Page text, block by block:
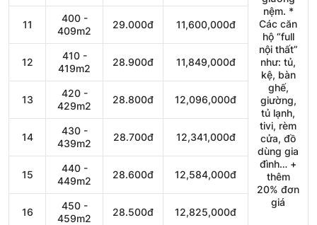
nệm. *
Các căn
hộ “full
nội thất”
như: tủ,
kệ, bàn
ghế,
giường,
tủ lạnh,
tivi, rèm
cửa, đồ
dùng gia
đình… +
thêm
20% đơn
giá
11
400 -
409m2
29.000đ 11,600,000đ
12
410 -
419m2
28.900đ 11,849,000đ
13
420 -
429m2
28.800đ 12,096,000đ
14
430 -
439m2
28.700đ 12,341,000đ
15
440 -
449m2
28.600đ 12,584,000đ
16
450 -
459m2
28.500đ 12,825,000đ